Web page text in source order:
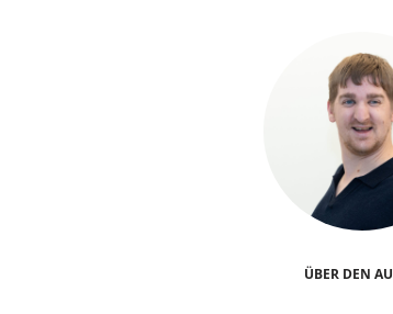
ÜBER DEN